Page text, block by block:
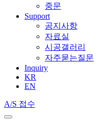
중문
Support
공지사항
자료실
시공갤러리
자주묻는질문
Inquiry
KR
EN
A/S 접수